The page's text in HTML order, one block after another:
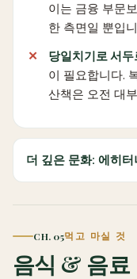
이는 금융 부문
한 측면일 뿐입
당일치기로 서
이 필요합니다.
산책은 오전 대
더 깊은 문화: 에히터
CH. 05먹고 마실 것
음식 & 음료